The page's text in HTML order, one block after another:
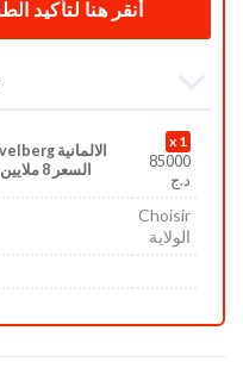
🇩🇪 barbecue à charbon السعر 8 ملايين و 500الف
1
85000
د.ج
Choisir
الولاية